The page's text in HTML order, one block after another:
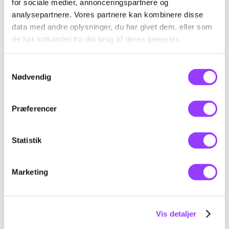
for sociale medier, annonceringspartnere og
analysepartnere. Vores partnere kan kombinere disse
data med andre oplysninger, du har givet dem, eller som
de har indsamlet fra din brug af deres tjenester.
Nødvendig
Præferencer
Statistik
Marketing
Vis detaljer
korrekt og håndtere emballage på en måde,
der støtter både lagerets drift og
virksomhedens grønne ansvar.
Emballage, anvendelse og
Optimal lastning og losning
på lagre og terminaler